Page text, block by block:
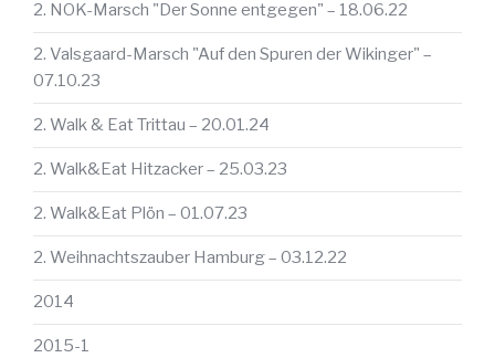
2. NOK-Marsch "Der Sonne entgegen" – 18.06.22
2. Valsgaard-Marsch "Auf den Spuren der Wikinger" –
07.10.23
2. Walk & Eat Trittau – 20.01.24
2. Walk&Eat Hitzacker – 25.03.23
2. Walk&Eat Plön – 01.07.23
2. Weihnachtszauber Hamburg – 03.12.22
2014
2015-1